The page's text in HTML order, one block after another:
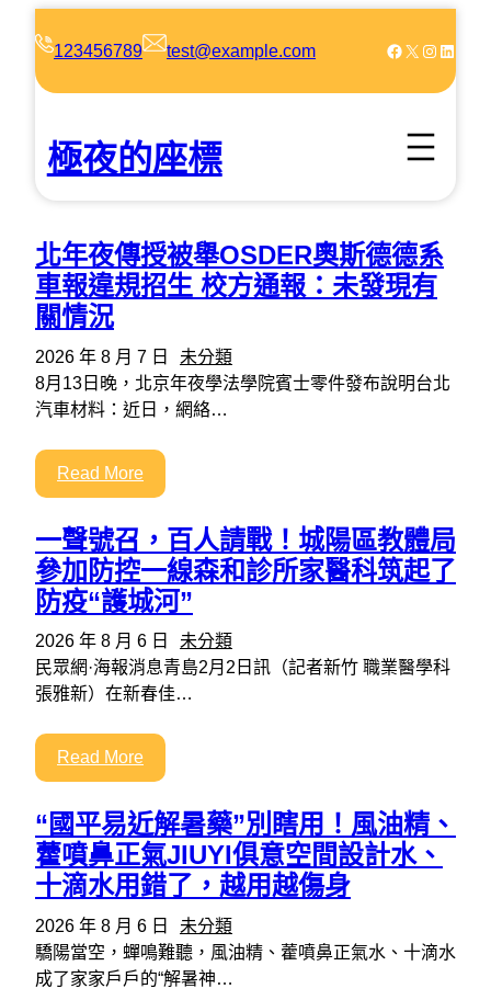
123456789 test@example.com Facebook X Instagram LinkedIn
極夜的座標
北年夜傳授被舉OSDER奧斯德德系
車報違規招生 校方通報：未發現有
關情況
2026 年 8 月 7 日
未分類
8月13日晚，北京年夜學法學院賓士零件發布說明台北
汽車材料：近日，網絡…
Read More
一聲號召，百人請戰！城陽區教體局
參加防控一線森和診所家醫科筑起了
防疫“護城河”
2026 年 8 月 6 日
未分類
民眾網·海報消息青島2月2日訊（記者新竹 職業醫學科
張雅新）在新春佳…
Read More
“國平易近解暑藥”別瞎用！風油精、
藿噴鼻正氣JIUYI俱意空間設計水、
十滴水用錯了，越用越傷身
2026 年 8 月 6 日
未分類
驕陽當空，蟬鳴難聽，風油精、藿噴鼻正氣水、十滴水
成了家家戶戶的“解暑神…